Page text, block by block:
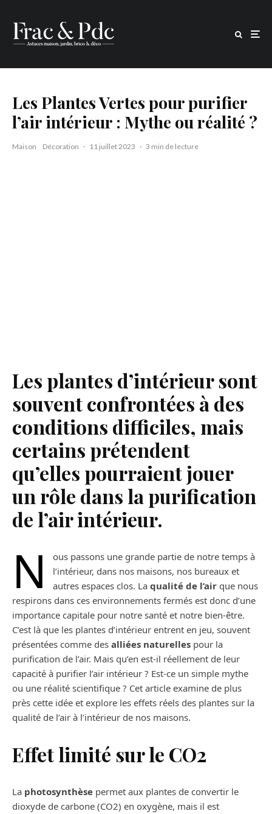
Les Plantes Vertes pour purifier
l’air intérieur : Mythe ou réalité ?
Maison Décoration · 11 juillet 2023 · 3 min de lecture
Les plantes d’intérieur sont
souvent confrontées à des
conditions difficiles, mais
certains prétendent
qu’elles pourraient jouer
un rôle dans la purification
de l’air intérieur.
N
ous passons une grande partie de notre temps à
l’intérieur, dans nos maisons, nos bureaux et
autres espaces clos. La qualité de l’air que nous
respirons dans ces environnements fermés est donc d’une
importance capitale pour notre santé et notre bien-être.
C’est là que les plantes d’intérieur entrent en jeu, souvent
présentées comme des alliées naturelles pour la
purification de l’air. Mais qu’en est-il réellement de leur
capacité à purifier l’air intérieur ? Est-ce un simple mythe
ou une réalité scientifique ? Cet article examine de plus
près cette idée et explore les effets réels des plantes sur la
qualité de l’air à l’intérieur de nos maisons.
Effet limité sur le CO2
La photosynthèse permet aux plantes de convertir le
dioxyde de carbone (CO2) en oxygène, mais il est